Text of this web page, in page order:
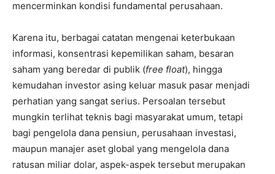
mencerminkan kondisi fundamental perusahaan.
Karena itu, berbagai catatan mengenai keterbukaan
informasi, konsentrasi kepemilikan saham, besaran
saham yang beredar di publik (free float), hingga
kemudahan investor asing keluar masuk pasar menjadi
perhatian yang sangat serius. Persoalan tersebut
mungkin terlihat teknis bagi masyarakat umum, tetapi
bagi pengelola dana pensiun, perusahaan investasi,
maupun manajer aset global yang mengelola dana
ratusan miliar dolar, aspek-aspek tersebut merupakan